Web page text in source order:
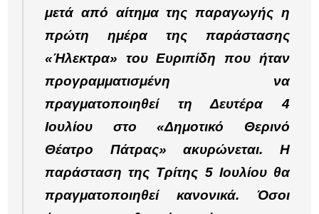
μετά από αίτημα της παραγωγής η
πρώτη ημέρα της παράστασης
«Ήλεκτρα» του Ευριπίδη που ήταν
προγραμματισμένη να
πραγματοποιηθεί τη Δευτέρα 4
Ιουλίου στο «Δημοτικό Θερινό
Θέατρο Πάτρας» ακυρώνεται. Η
παράσταση της Τρίτης 5 Ιουλίου θα
πραγματοποιηθεί κανονικά. Όσοι